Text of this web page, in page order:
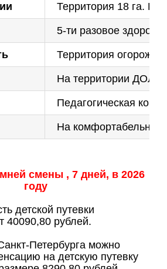
Территория 18 га.
5-ти разовое
Территория
На территории ДОЛ
Педагогическая
На комфортабельных
смены , 7 дней, в 2026
году
детской путевки
40090,80 рублей.
Петербурга можно
на детскую путевку